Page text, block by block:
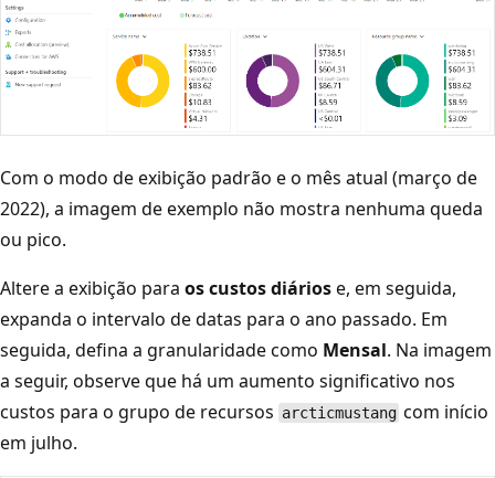
Com o modo de exibição padrão e o mês atual (março de
2022), a imagem de exemplo não mostra nenhuma queda
ou pico.
Altere a exibição para os custos diáriose, em seguida,
expanda o intervalo de datas para o ano passado. Em
seguida, defina a granularidade como Mensal. Na imagem
a seguir, observe que há um aumento significativo nos
custos para o grupo de recursos arcticmustang com início
em julho.